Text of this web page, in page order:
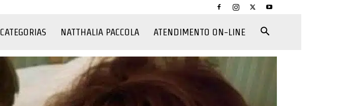
CATEGORIAS NATTHALIA PACCOLA ATENDIMENTO ON-LINE